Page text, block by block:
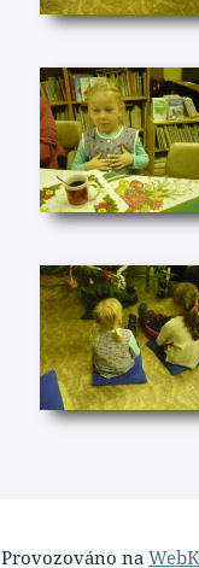
Provozováno na